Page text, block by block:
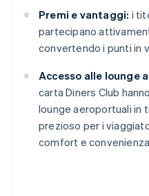
Premi e vantaggi: i
partecipano
convertendo i punti in
Accesso alle lounge
carta Diners Club
lounge aeroportuali in
prezioso per i
comfort e